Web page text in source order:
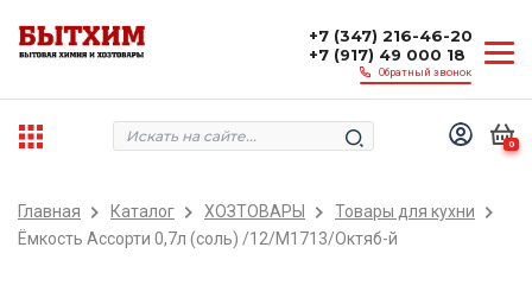
+7 (347) 216-46-20
+7 (917) 49 000 18
Обратный звонок
0
Главная Каталог ХОЗТОВАРЫ
Товары для кухни
Ёмкость Ассорти 0,7л (соль) /12/М1713/Октяб-й